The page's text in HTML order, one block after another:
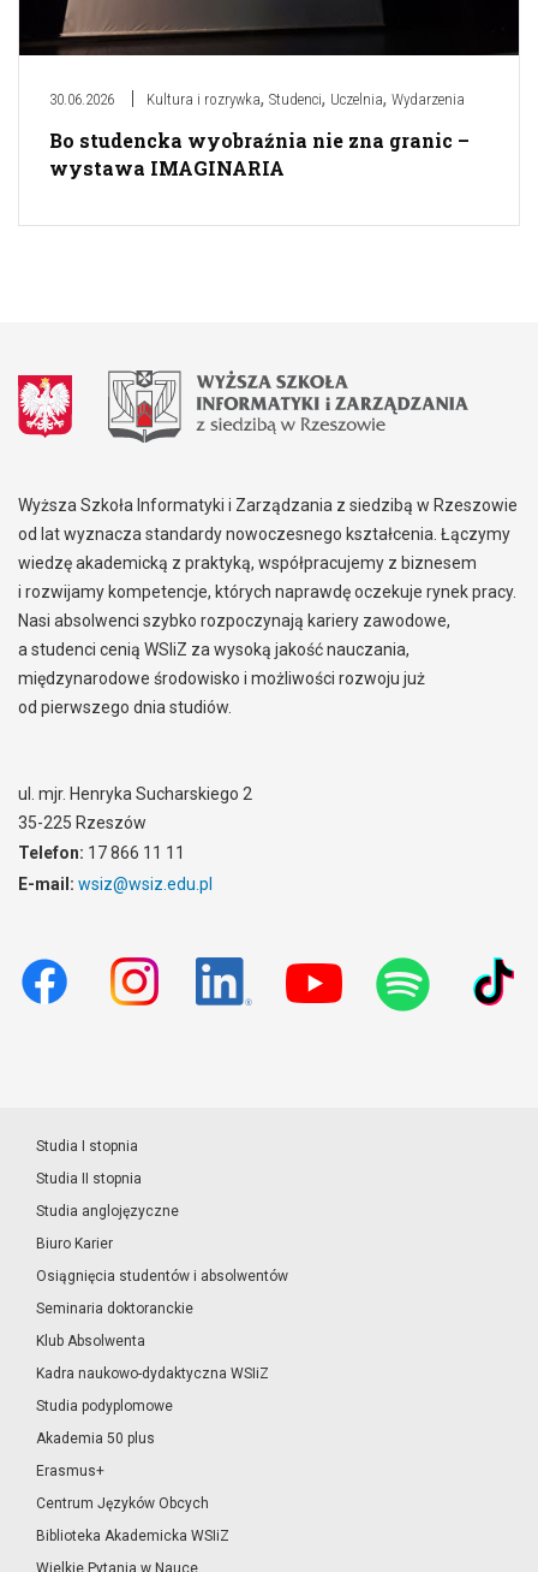
30.06.2026 Kultura i rozrywka, Studenci, Uczelnia, Wydarzenia
Bo studencka wyobraźnia nie zna granic –
wystawa IMAGINARIA
Wyższa Szkoła Informatyki i Zarządzania z siedzibą w Rzeszowie
od lat wyznacza standardy nowoczesnego kształcenia. Łączymy
wiedzę akademicką z praktyką, współpracujemy z biznesem
i rozwijamy kompetencje, których naprawdę oczekuje rynek pracy.
Nasi absolwenci szybko rozpoczynają kariery zawodowe,
a studenci cenią WSIiZ za wysoką jakość nauczania,
międzynarodowe środowisko i możliwości rozwoju już
od pierwszego dnia studiów.
ul. mjr. Henryka Sucharskiego 2
35-225 Rzeszów
Telefon: 17 866 11 11
E-mail: wsiz@wsiz.edu.pl
Studia I stopnia
Studia II stopnia
Studia anglojęzyczne
Biuro Karier
Osiągnięcia studentów i absolwentów
Seminaria doktoranckie
Klub Absolwenta
Kadra naukowo-dydaktyczna WSIiZ
Studia podyplomowe
Akademia 50 plus
Erasmus+
Centrum Języków Obcych
Biblioteka Akademicka WSIiZ